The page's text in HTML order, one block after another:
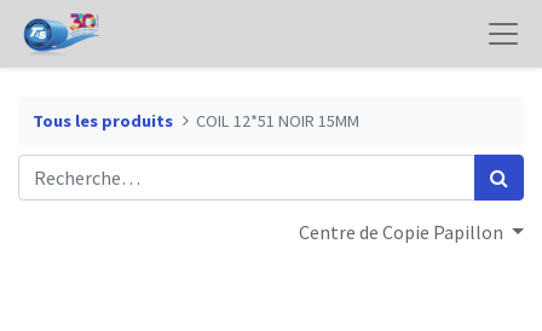
Tous les produits COIL 12*51 NOIR 15MM
Centre de Copie Papillon